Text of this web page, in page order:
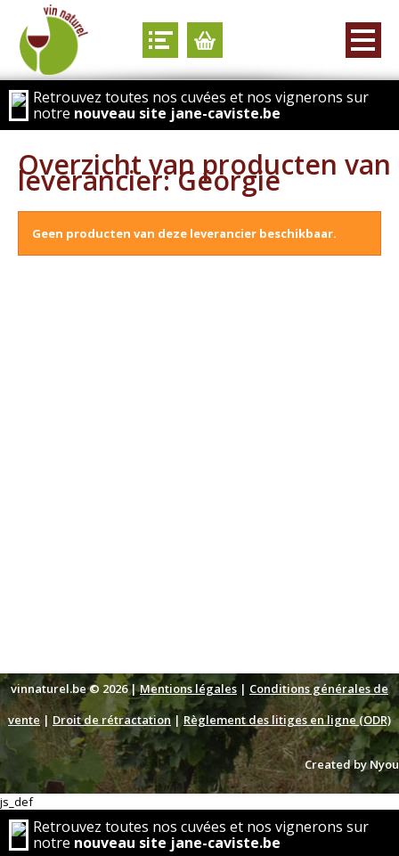
Retrouvez toutes nos cuvées et nos vignerons sur
notre nouveau site jane-caviste.be
Overzicht van producten van
leverancier: Géorgie
Geen producten van deze leverancier beschikbaar.
vinnaturel.be © 2026 |Mentions légales | Conditions générales de
vente| Droit de rétractation| Règlement des litiges en ligne (ODR)
Created by Nyou
js_def
Retrouvez toutes nos cuvées et nos vignerons sur
notre nouveau site jane-caviste.be